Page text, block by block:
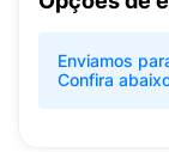
Enviamos
Confira